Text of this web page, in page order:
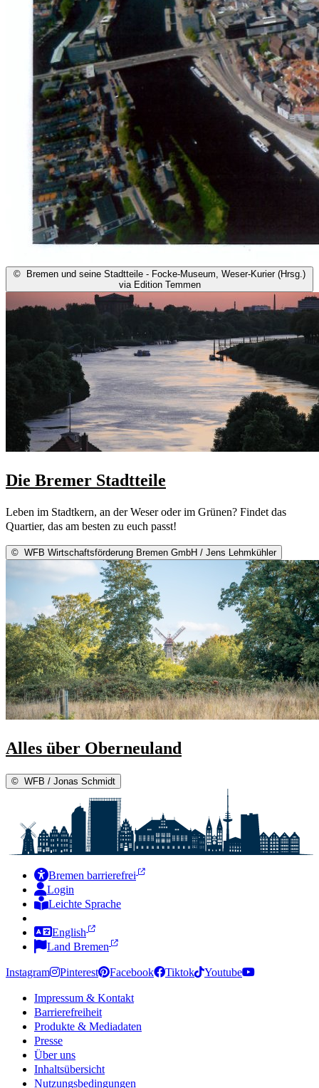
© Bremen und seine Stadtteile - Focke-Museum, Weser-Kurier (Hrsg.)
via Edition Temmen
Die Bremer Stadtteile
Leben im Stadtkern, an der Weser oder im Grünen? Findet das
Quartier, das am besten zu euch passt!
© WFB Wirtschaftsförderung Bremen GmbH / Jens Lehmkühler
Alles über Oberneuland
© WFB / Jonas Schmidt
Bremen barrierefrei
Login
Leichte Sprache
English
Land Bremen
Instagram Pinterest Facebook Tiktok Youtube
Impressum & Kontakt
Barrierefreiheit
Produkte & Mediadaten
Presse
Über uns
Inhaltsübersicht
Nutzungsbedingungen